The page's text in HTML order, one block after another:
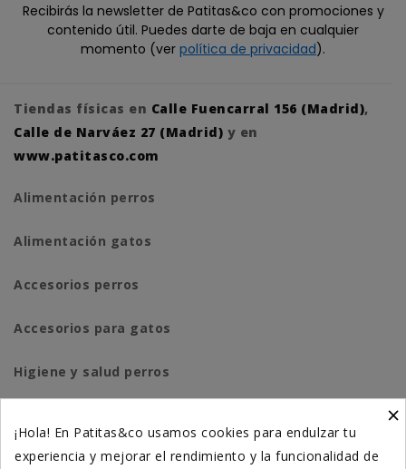
Recibirás la newsletter de Patitas&co con promociones y
contenido útil. Puedes darte de baja en cualquier
momento (ver política de privacidad).
Tiendas físicas en Calle Fuencarral 156 (Madrid),
Calle de Narváez 27 (Madrid) y en
www.patitasco.com
Alimentación perros
Alimentación gatos
Accesorios perros
Accesorios para gatos
Higiene y salud perros
Suplementación natural
×
¡Hola! En Patitas&co usamos cookies para endulzar tu
experiencia y mejorar el rendimiento y la funcionalidad de